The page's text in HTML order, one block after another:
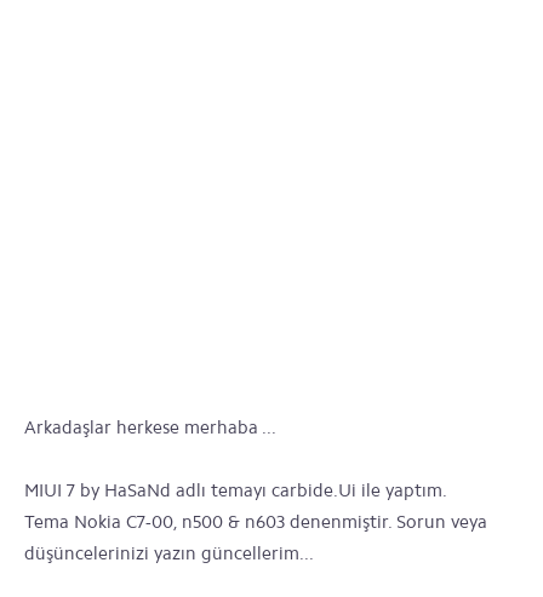
Arkadaşlar herkese merhaba ...
MIUI 7 by HaSaNd adlı temayı carbide.Ui ile yaptım.
Tema Nokia C7-00, n500 & n603 denenmiştir. Sorun veya
düşüncelerinizi yazın güncellerim...